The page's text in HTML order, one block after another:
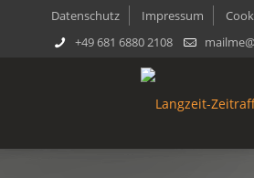
Datenschutz Impressum
+49 681 6880 2108